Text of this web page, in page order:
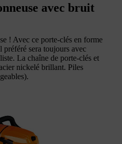
avec bruit
! Avec ce porte-clés en forme
sera toujours avec
La chaîne de porte-clés et
nickelé brillant. Piles